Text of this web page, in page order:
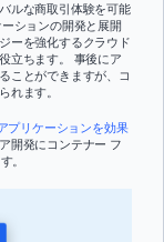
ルな商取引体験を可能
ションの開発と展開
ーを強化するクラウド
立ちます。 事後にア
ことができますが、コ
れます。
プリケーションを効果
開発にコンテナー フ
。